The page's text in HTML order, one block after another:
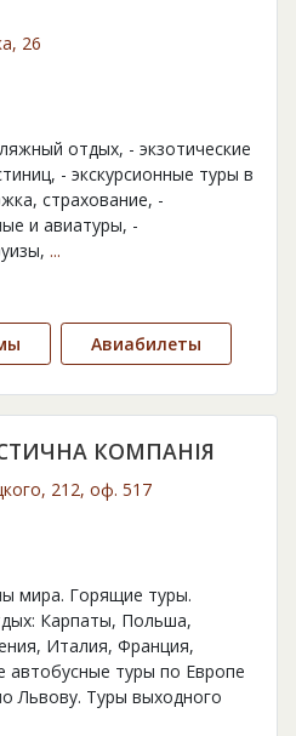
26
отдых, - экзотические
- экскурсионные туры в
страхование, -
и авиатуры, -
...
Авиабилеты
КОМПАНІЯ
212, оф. 517
мира. Горящие туры.
Карпаты, Польша,
Италия, Франция,
автобусные туры по Европе
Львову. Туры выходного